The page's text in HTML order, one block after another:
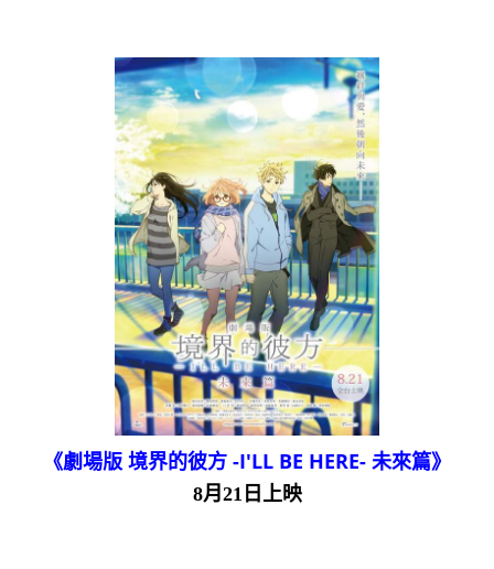
《劇場版 境界的彼方 -I'LL BE HERE- 未來篇》
8月21日上映